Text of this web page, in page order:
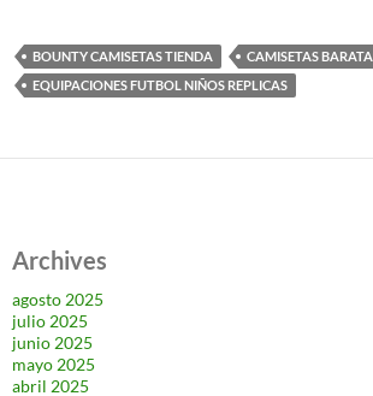
BOUNTY CAMISETAS TIENDA
CAMISETAS
EQUIPACIONES FUTBOL NIÑOS REPLICAS
Archives
agosto 2025
julio 2025
junio 2025
mayo 2025
abril 2025